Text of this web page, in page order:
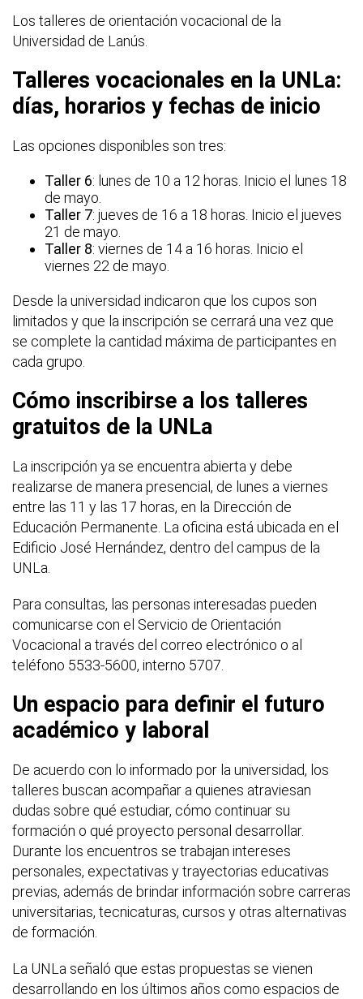
Los talleres de orientación vocacional de la
Universidad de Lanús.
Talleres vocacionales en la UNLa:
días, horarios y fechas de inicio
Las opciones disponibles son tres:
Taller 6: lunes de 10 a 12 horas. Inicio el lunes 18
de mayo.
Taller 7: jueves de 16 a 18 horas. Inicio el jueves
21 de mayo.
Taller 8: viernes de 14 a 16 horas. Inicio el
viernes 22 de mayo.
Desde la universidad indicaron que los cupos son
limitados y que la inscripción se cerrará una vez que
se complete la cantidad máxima de participantes en
cada grupo.
Cómo inscribirse a los talleres
gratuitos de la UNLa
La inscripción ya se encuentra abierta y debe
realizarse de manera presencial, de lunes a viernes
entre las 11 y las 17 horas, en la Dirección de
Educación Permanente. La oficina está ubicada en el
Edificio José Hernández, dentro del campus de la
UNLa.
Para consultas, las personas interesadas pueden
comunicarse con el Servicio de Orientación
Vocacional a través del correo electrónico o al
teléfono 5533-5600, interno 5707.
Un espacio para definir el futuro
académico y laboral
De acuerdo con lo informado por la universidad, los
talleres buscan acompañar a quienes atraviesan
dudas sobre qué estudiar, cómo continuar su
formación o qué proyecto personal desarrollar.
Durante los encuentros se trabajan intereses
personales, expectativas y trayectorias educativas
previas, además de brindar información sobre carreras
universitarias, tecnicaturas, cursos y otras alternativas
de formación.
La UNLa señaló que estas propuestas se vienen
desarrollando en los últimos años como espacios de